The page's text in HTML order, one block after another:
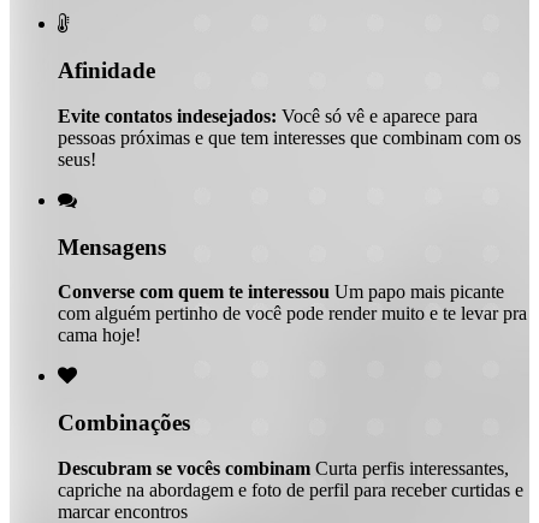

Afinidade
Evite contatos indesejados: Você só vê e aparece para
pessoas próximas e que tem interesses que combinam com os
seus!

Mensagens
Converse com quem te interessou Um papo mais picante
com alguém pertinho de você pode render muito e te levar pra
cama hoje!

Combinações
Descubram se vocês combinam Curta perfis interessantes,
capriche na abordagem e foto de perfil para receber curtidas e
marcar encontros